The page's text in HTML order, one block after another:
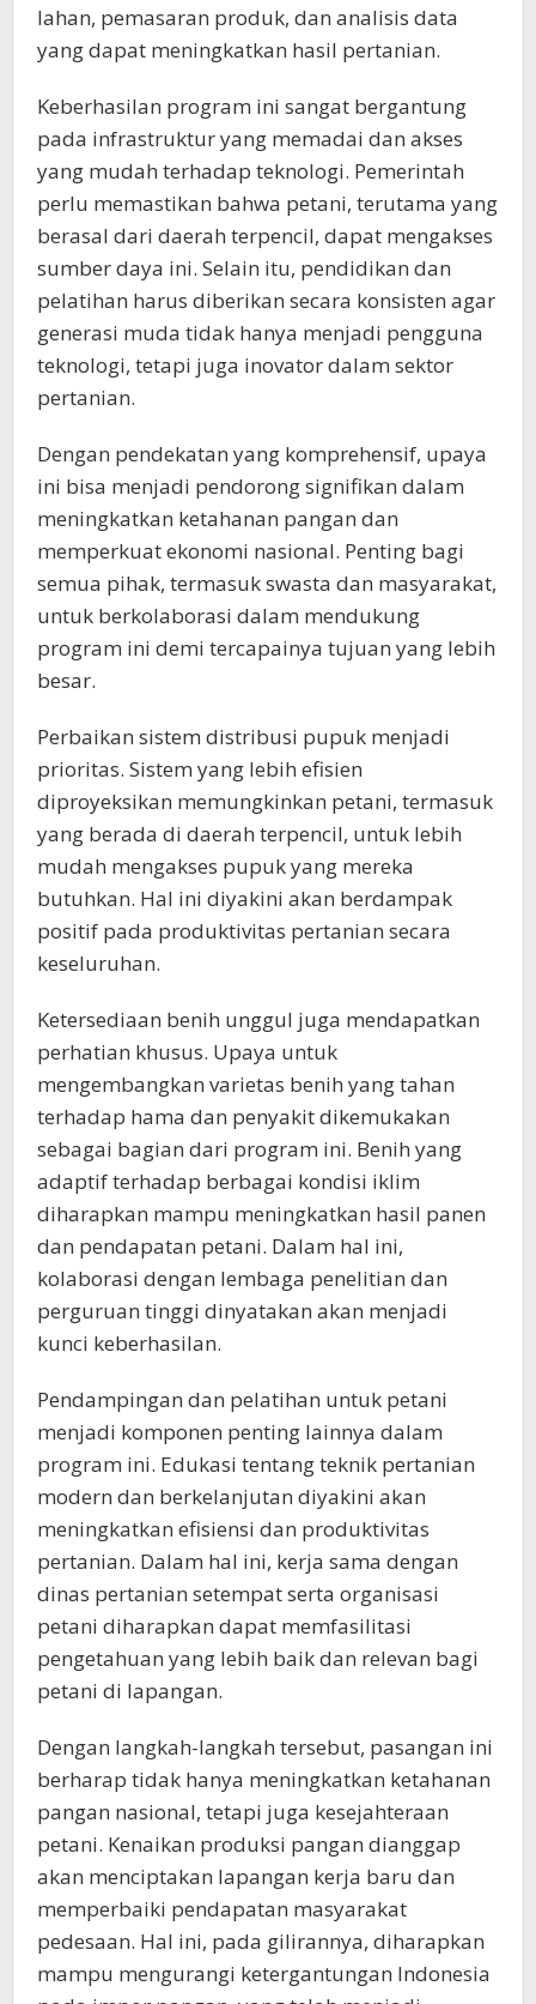
lahan, pemasaran produk, dan analisis data
yang dapat meningkatkan hasil pertanian.
Keberhasilan program ini sangat bergantung
pada infrastruktur yang memadai dan akses
yang mudah terhadap teknologi. Pemerintah
perlu memastikan bahwa petani, terutama yang
berasal dari daerah terpencil, dapat mengakses
sumber daya ini. Selain itu, pendidikan dan
pelatihan harus diberikan secara konsisten agar
generasi muda tidak hanya menjadi pengguna
teknologi, tetapi juga inovator dalam sektor
pertanian.
Dengan pendekatan yang komprehensif, upaya
ini bisa menjadi pendorong signifikan dalam
meningkatkan ketahanan pangan dan
memperkuat ekonomi nasional. Penting bagi
semua pihak, termasuk swasta dan masyarakat,
untuk berkolaborasi dalam mendukung
program ini demi tercapainya tujuan yang lebih
besar.
Perbaikan sistem distribusi pupuk menjadi
prioritas. Sistem yang lebih efisien
diproyeksikan memungkinkan petani, termasuk
yang berada di daerah terpencil, untuk lebih
mudah mengakses pupuk yang mereka
butuhkan. Hal ini diyakini akan berdampak
positif pada produktivitas pertanian secara
keseluruhan.
Ketersediaan benih unggul juga mendapatkan
perhatian khusus. Upaya untuk
mengembangkan varietas benih yang tahan
terhadap hama dan penyakit dikemukakan
sebagai bagian dari program ini. Benih yang
adaptif terhadap berbagai kondisi iklim
diharapkan mampu meningkatkan hasil panen
dan pendapatan petani. Dalam hal ini,
kolaborasi dengan lembaga penelitian dan
perguruan tinggi dinyatakan akan menjadi
kunci keberhasilan.
Pendampingan dan pelatihan untuk petani
menjadi komponen penting lainnya dalam
program ini. Edukasi tentang teknik pertanian
modern dan berkelanjutan diyakini akan
meningkatkan efisiensi dan produktivitas
pertanian. Dalam hal ini, kerja sama dengan
dinas pertanian setempat serta organisasi
petani diharapkan dapat memfasilitasi
pengetahuan yang lebih baik dan relevan bagi
petani di lapangan.
Dengan langkah-langkah tersebut, pasangan ini
berharap tidak hanya meningkatkan ketahanan
pangan nasional, tetapi juga kesejahteraan
petani. Kenaikan produksi pangan dianggap
akan menciptakan lapangan kerja baru dan
memperbaiki pendapatan masyarakat
pedesaan. Hal ini, pada gilirannya, diharapkan
mampu mengurangi ketergantungan Indonesia